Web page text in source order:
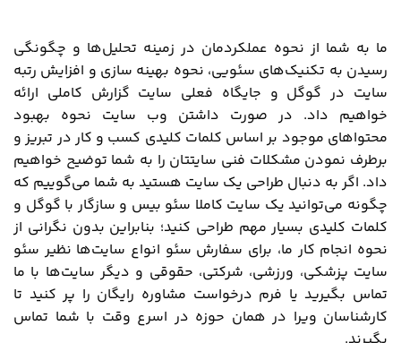
ما به شما از نحوه عملکردمان در زمینه تحلیل‌ها و چگونگی
رسیدن به تکنیک‌های سئویی، نحوه بهینه‌ سازی و افزایش رتبه
سایت در گوگل و جایگاه فعلی سایت گزارش کاملی ارائه
خواهیم داد. در صورت داشتن وب سایت نحوه بهبود
محتواهای موجود بر اساس کلمات کلیدی کسب ‌و کار در تبریز و
برطرف نمودن مشکلات فنی سایتتان را به شما توضیح خواهیم
داد. اگر به دنبال طراحی یک سایت هستید به شما می‌گوییم که
چگونه می‌توانید یک سایت کاملا سئو بیس و سازگار با گوگل و
کلمات کلیدی بسیار مهم طراحی کنید؛ بنابراین بدون نگرانی از
نحوه انجام کار ما، برای سفارش سئو انواع سایت‌ها نظیر سئو
سایت پزشکی، ورزشی، شرکتی، حقوقی و دیگر سایت‌ها با ما
تماس بگیرید یا فرم درخواست مشاوره رایگان را پر کنید تا
کارشناسان ویرا در همان حوزه در اسرع وقت با شما تماس